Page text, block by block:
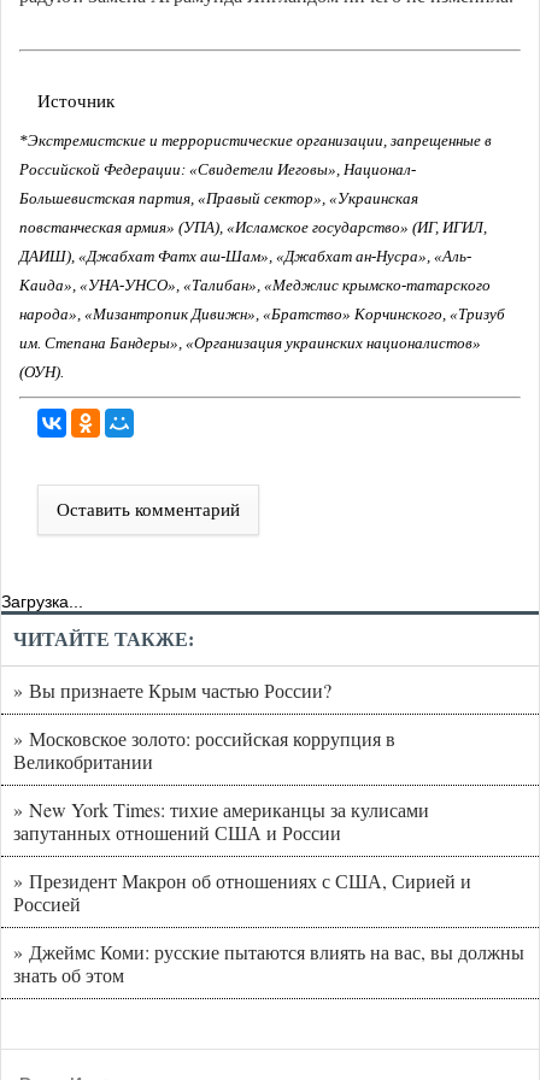
Источник
*Экстремистские и террористические организации, запрещенные в
Российской Федерации: «Свидетели Иеговы», Национал-
Большевистская партия, «Правый сектор», «Украинская
повстанческая армия» (УПА), «Исламское государство» (ИГ, ИГИЛ,
ДАИШ), «Джабхат Фатх аш-Шам», «Джабхат ан-Нусра», «Аль-
Каида», «УНА-УНСО», «Талибан», «Меджлис крымско-татарского
народа», «Мизантропик Дивижн», «Братство» Корчинского, «Тризуб
им. Степана Бандеры», «Организация украинских националистов»
(ОУН).
Оставить комментарий
Загрузка...
ЧИТАЙТЕ ТАКЖЕ:
» Вы признаете Крым частью России?
» Московское золото: российская коррупция в
Великобритании
» New York Times: тихие американцы за кулисами
запутанных отношений США и России
» Президент Макрон об отношениях с США, Сирией и
Россией
» Джеймс Коми: русские пытаются влиять на вас, вы должны
знать об этом